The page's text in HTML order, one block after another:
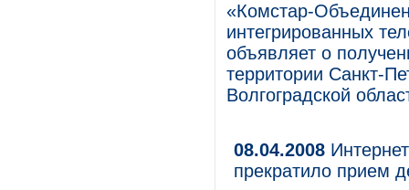
«Комстар-
интегрированных
объявляет о
территории Санкт-
Волгоградской
08.04.2008
прекратило прием